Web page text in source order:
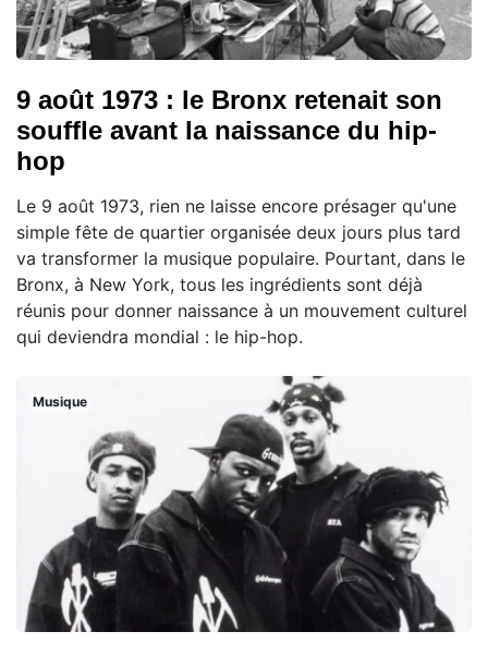
9 août 1973 : le Bronx retenait son
souffle avant la naissance du hip-
hop
Le 9 août 1973, rien ne laisse encore présager qu'une
simple fête de quartier organisée deux jours plus tard
va transformer la musique populaire. Pourtant, dans le
Bronx, à New York, tous les ingrédients sont déjà
réunis pour donner naissance à un mouvement culturel
qui deviendra mondial : le hip-hop.
Musique